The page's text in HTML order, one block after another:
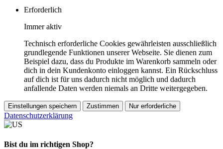
Erforderlich
Immer aktiv
Technisch erforderliche Cookies gewährleisten ausschließlich
grundlegende Funktionen unserer Webseite. Sie dienen zum
Beispiel dazu, dass du Produkte im Warenkorb sammeln oder
dich in dein Kundenkonto einloggen kannst. Ein Rückschluss
auf dich ist für uns dadurch nicht möglich und dadurch
anfallende Daten werden niemals an Dritte weitergegeben.
Einstellungen speichern Zustimmen Nur erforderliche
Datenschutzerklärung
Bist du im richtigen Shop?